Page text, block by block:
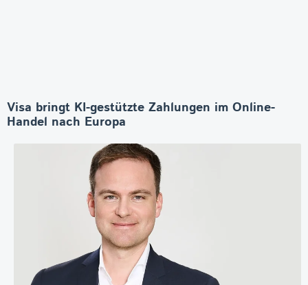
Visa bringt KI-gestützte Zahlungen im Online-
Handel nach Europa